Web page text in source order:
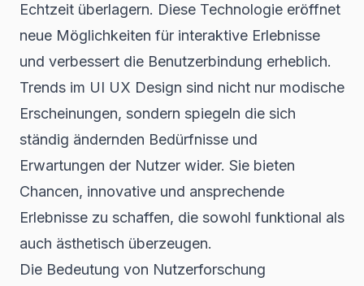
Echtzeit überlagern. Diese Technologie eröffnet
neue Möglichkeiten für interaktive Erlebnisse
und verbessert die Benutzerbindung erheblich.
Trends im UI UX Design sind nicht nur modische
Erscheinungen, sondern spiegeln die sich
ständig ändernden Bedürfnisse und
Erwartungen der Nutzer wider. Sie bieten
Chancen, innovative und ansprechende
Erlebnisse zu schaffen, die sowohl funktional als
auch ästhetisch überzeugen.
Die Bedeutung von Nutzerforschung